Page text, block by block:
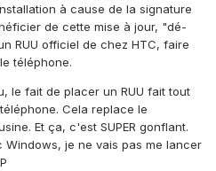
à cause de la signature
de cette mise à jour, "dé-
RUU officiel de chez HTC, faire
téléphone.
le fait de placer un RUU fait tout
Cela replace le
Et ça, c'est SUPER gonflant.
je ne vais pas me lancer